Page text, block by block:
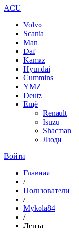
ACU
Volvo
Scania
Man
Daf
Kamaz
Hyundai
Cummins
YMZ
Deutz
Ещё
Renault
Isuzu
Shacman
Люди
Войти
Главная
/
Пользователи
/
Mykola84
/
Лента